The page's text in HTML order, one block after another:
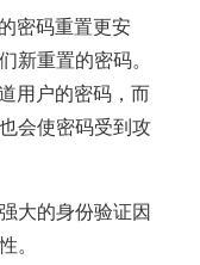
密码重置更安
新重置的密码。
用户的密码，而
会使密码受到攻
大的身份验证因
。